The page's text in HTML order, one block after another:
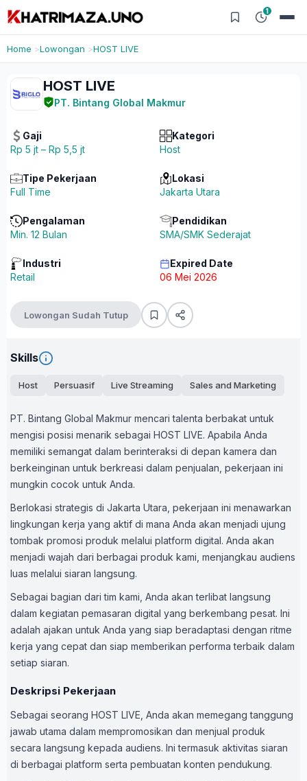
1
Home Lowongan HOST LIVE
HOST LIVE
PT. Bintang Global Makmur
Gaji
Rp 5 jt – Rp 5,5 jt
Kategori
Host
Tipe Pekerjaan
Full Time
Lokasi
Jakarta Utara
Pengalaman
Min. 12 Bulan
Pendidikan
SMA/SMK Sederajat
Industri
Retail
Expired Date
06 Mei 2026
Lowongan Sudah Tutup
Skills
Host Persuasif Live Streaming Sales and Marketing
PT. Bintang Global Makmur mencari talenta berbakat untuk
mengisi posisi menarik sebagai HOST LIVE. Apabila Anda
memiliki semangat dalam berinteraksi di depan kamera dan
berkeinginan untuk berkreasi dalam penjualan, pekerjaan ini
mungkin cocok untuk Anda.
Berlokasi strategis di Jakarta Utara, pekerjaan ini menawarkan
lingkungan kerja yang aktif di mana Anda akan menjadi ujung
tombak promosi produk melalui platform digital. Anda akan
menjadi wajah dari berbagai produk kami, menjangkau audiens
luas melalui siaran langsung.
Sebagai bagian dari tim kami, Anda akan terlibat langsung
dalam kegiatan pemasaran digital yang berkembang pesat. Ini
adalah ajakan untuk Anda yang siap beradaptasi dengan ritme
kerja yang cepat dan siap memberikan performa terbaik dalam
setiap siaran.
Deskripsi Pekerjaan
Sebagai seorang HOST LIVE, Anda akan memegang tanggung
jawab utama dalam mempromosikan dan menjual produk
secara langsung kepada audiens. Ini termasuk aktivitas siaran
di berbagai platform serta pembuatan konten pendukung.